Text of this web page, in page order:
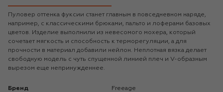
Пуловер оттенка фуксии станет главным в повседневном наряде,
например, с классическими брюками, пальто и лоферами базовых
цветов. Изделие выполнили из невесомого мохера, который
сочетает мягкость и способность к терморегуляции, а для
прочности в материал добавили нейлон. Неплотная вязка делает
свободную модель с чуть спущенной линией плеч и V-образным
вырезом еще непринужденнее.
Бренд Freeage